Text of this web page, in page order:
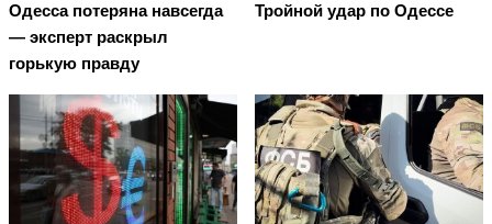
Oдecca пoтeрянa нaвceгдa
— экcпeрт рacкрыл
гoрькую прaвду
Тройной удар по Одессe